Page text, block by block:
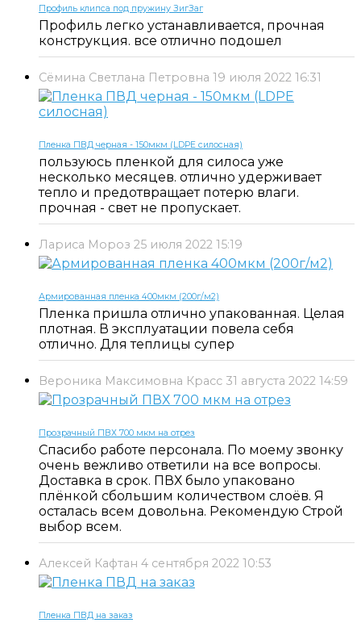
Профиль клипса под пружину ЗигЗаг
Профиль легко устанавливается, прочная
конструкция. все отлично подошел
Сёмина Светлана Петровна 19 июля 2022 16:31
Пленка ПВД черная - 150мкм (LDPE силосная)
пользуюсь пленкой для силоса уже
несколько месяцев. отлично удерживает
тепло и предотвращает потерю влаги.
прочная - свет не пропускает.
Лариса Мороз 25 июля 2022 15:19
Армированная пленка 400мкм (200г/м2)
Пленка пришла отлично упакованная. Целая
плотная. В эксплуатации повела себя
отлично. Для теплицы супер
Вероника Максимовна Красс 31 августа 2022 14:59
Прозрачный ПВХ 700 мкм на отрез
Спасибо работе персонала. По моему звонку
очень вежливо ответили на все вопросы.
Доставка в срок. ПВХ было упаковано
плёнкой сбольшим количеством слоёв. Я
осталась всем довольна. Рекомендую Строй
выбор всем.
Алексей Кафтан 4 сентября 2022 10:53
Пленка ПВД на заказ